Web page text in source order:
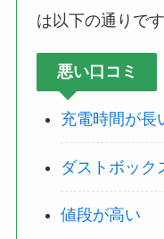
は以下の通りです
悪い口コミ
充電時間が長
ダストボック
値段が高い